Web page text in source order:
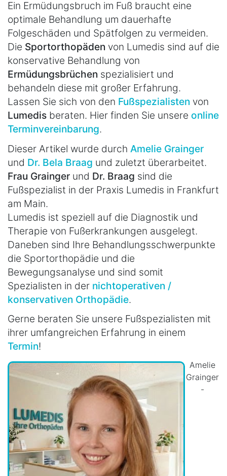
Ein Ermüdungsbruch im Fuß braucht eine
optimale Behandlung um dauerhafte
Folgeschäden und Spätfolgen zu vermeiden.
Die Sportorthopäden von Lumedis sind auf die
konservative Behandlung von
Ermüdungsbrüchen spezialisiert und
behandeln diese mit großer Erfahrung.
Lassen Sie sich von den Fußspezialisten von
Lumedis beraten. Hier finden Sie unsere online
Terminvereinbarung.
Dieser Artikel wurde durch Amelie Grainger
und Dr. Bela Braag und zuletzt überarbeitet.
Frau Grainger und Dr. Braag sind die
Fußspezialist in der Praxis Lumedis in Frankfurt
am Main.
Lumedis ist speziell auf die Diagnostik und
Therapie von Fußerkrankungen ausgelegt.
Daneben sind Ihre Behandlungsschwerpunkte
die Sportorthopädie und die
Bewegungsanalyse und sind somit
Spezialisten in der nichtoperativen /
konservativen Orthopädie.
Gerne beraten Sie unsere Fußspezialisten mit
ihrer umfangreichen Erfahrung in einem
Termin!
Amelie
Grainger
-